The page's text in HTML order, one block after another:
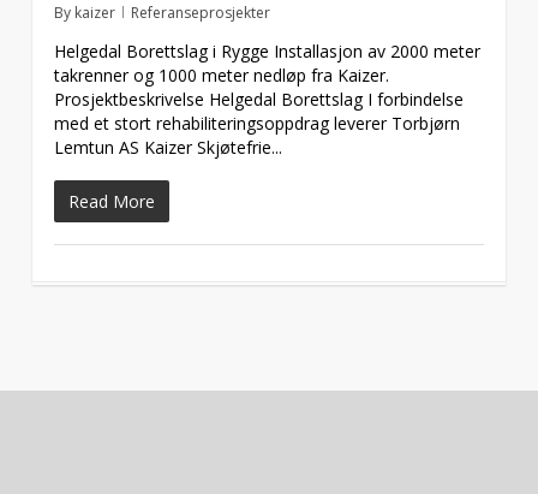
By kaizer Referanseprosjekter
Helgedal Borettslag i Rygge Installasjon av 2000 meter
takrenner og 1000 meter nedløp fra Kaizer.
Prosjektbeskrivelse Helgedal Borettslag I forbindelse
med et stort rehabiliteringsoppdrag leverer Torbjørn
Lemtun AS Kaizer Skjøtefrie...
Read More